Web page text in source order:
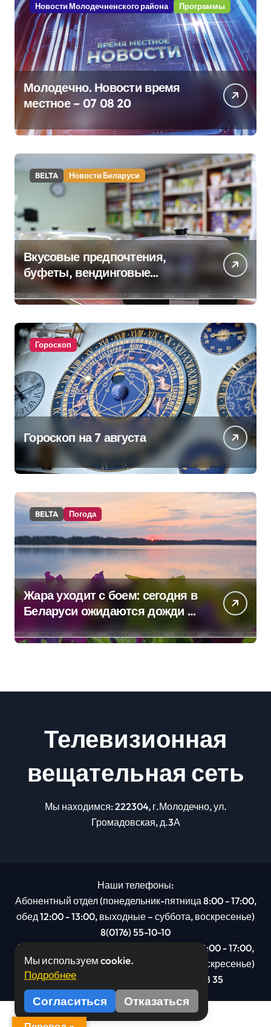
Новости Молодечненского района Программы
Молодечно. Новости время
местное – 07 08 20
BELTA Новости Беларуси
Вкусовые предпочтения,
буфеты, вендинговые
аппараты. Минобразования об
изменениях в школьном
питании
Гороскоп
Гороскоп на 7 августа
BELTA Погода
Жара уходит с боем: сегодня в
Беларуси ожидаются дожди и
грозы
Телевизионная
вещательная сеть
Мы находимся: 222304, г.Молодечно, ул.
Громадовская, д.3А
Наши телефоны:
Абонентный отдел (понедельник-пятница 8:00 - 17:00,
обед 12:00 - 13:00, выходные – суббота, воскресенье)
8(0176) 55-10-10
Рекламный отдел (понедельник-пятница 8:00 - 17:00,
обед 12:00 - 13:00, выходные – суббота, воскресенье)
8(0176): 54 95 80, МТС +375 29 201 78 35
Мы используем cookie.
Подробнее
Согласиться Отказаться